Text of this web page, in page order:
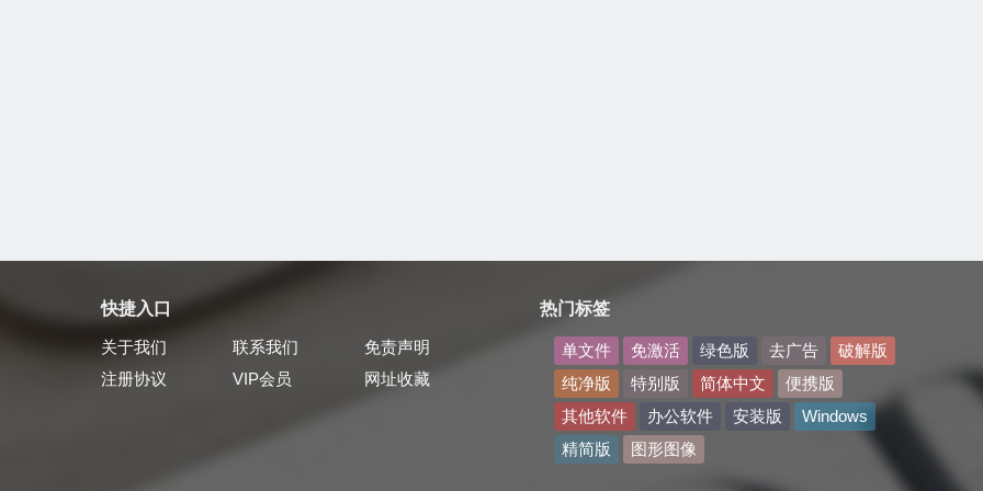
快捷入口
关于我们 联系我们
免责声明
注册协议
VIP会员 网址收藏
热门标签
单文件 免激活 绿色版 去广告
破解版
纯净版
特别版 简体中文
便携版
其他软件
办公软件 安装版
Windows
精简版
图形图像